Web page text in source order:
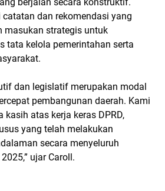
dan rekomendasi yang
masukan strategis untuk
tata kelola pemerintahan serta
dan legislatif merupakan modal
pembangunan daerah. Kami
atas kerja keras DPRD,
yang telah melakukan
secara menyeluruh
ujar Caroll.